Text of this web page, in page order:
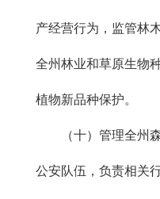
产经营行为，监管林
全州林业和草原生物
植物新品种保护。
（十）管理全州森
公安队伍，负责相关